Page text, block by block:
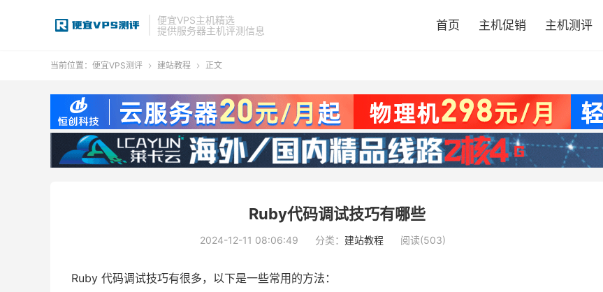
便宜VPS主机精选
提供服务器主机评测信息
首页 主机促销 主机测评
当前位置： 便宜VPS测评  建站教程  正文
Ruby代码调试技巧有哪些
2024-12-11 08:06:49 分类： 建站教程 阅读(503)
Ruby 代码调试技巧有很多，以下是一些常用的方法：